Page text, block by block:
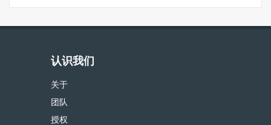
认识我们
关于
团队
授权